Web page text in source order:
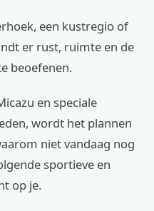
een kustregio of
er rust, ruimte en de
beoefenen.
en speciale
wordt het plannen
niet vandaag nog
sportieve en
op je.